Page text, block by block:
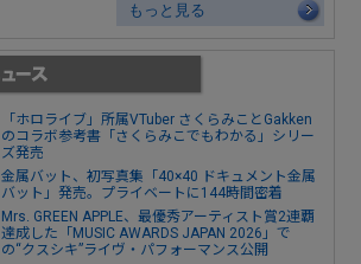
もっと見る
「ホロライブ」所属VTuber さくらみことGakken
のコラボ参考書「さくらみこでもわかる」シリー
ズ発売
金属バット、初写真集「40×40 ドキュメント金属
バット」発売。プライベートに144時間密着
Mrs. GREEN APPLE、最優秀アーティスト賞2連覇
達成した「MUSIC AWARDS JAPAN 2026」で
の“クスシキ”ライヴ・パフォーマンス公開